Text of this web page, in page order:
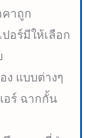
คาถูก
ปอร์มีให้เลือก
ง แบบต่างๆ
ร์ ฉากกั้น